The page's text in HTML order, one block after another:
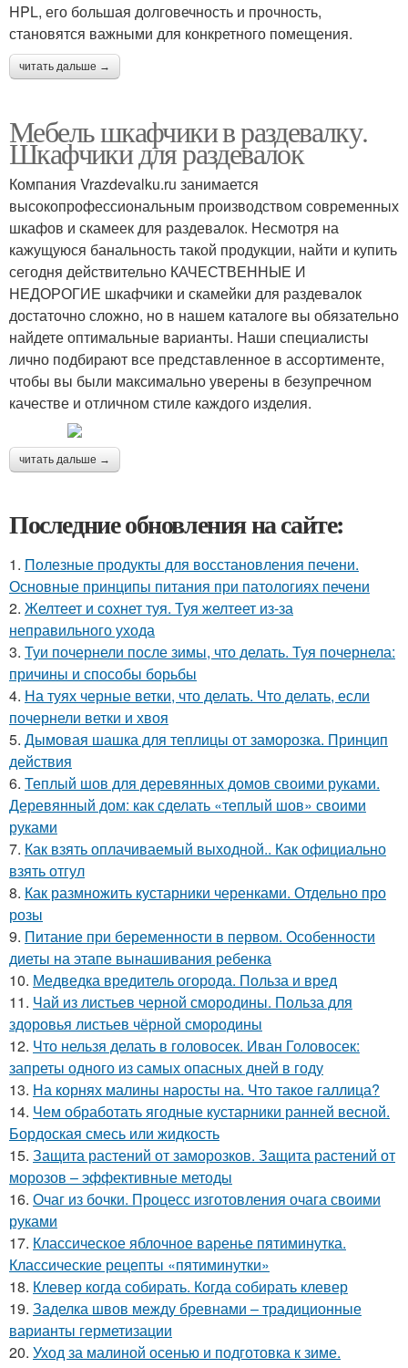
HPL, его большая долговечность и прочность,
становятся важными для конкретного помещения.
читать дальше →
Мебель шкафчики в раздевалку.
Шкафчики для раздевалок
Компания Vrazdevalku.ru занимается
высокопрофессиональным производством современных
шкафов и скамеек для раздевалок. Несмотря на
кажущуюся банальность такой продукции, найти и купить
сегодня действительно КАЧЕСТВЕННЫЕ И
НЕДОРОГИЕ шкафчики и скамейки для раздевалок
достаточно сложно, но в нашем каталоге вы обязательно
найдете оптимальные варианты. Наши специалисты
лично подбирают все представленное в ассортименте,
чтобы вы были максимально уверены в безупречном
качестве и отличном стиле каждого изделия.
читать дальше →
Последние обновления на сайте:
1. Полезные продукты для восстановления печени.
Основные принципы питания при патологиях печени
2. Желтеет и сохнет туя. Туя желтеет из-за
неправильного ухода
3. Туи почернели после зимы, что делать. Туя почернела:
причины и способы борьбы
4. На туях черные ветки, что делать. Что делать, если
почернели ветки и хвоя
5. Дымовая шашка для теплицы от заморозка. Принцип
действия
6. Теплый шов для деревянных домов своими руками.
Деревянный дом: как сделать «теплый шов» своими
руками
7. Как взять оплачиваемый выходной.. Как официально
взять отгул
8. Как размножить кустарники черенками. Отдельно про
розы
9. Питание при беременности в первом. Особенности
диеты на этапе вынашивания ребенка
10. Медведка вредитель огорода. Польза и вред
11. Чай из листьев черной смородины. Польза для
здоровья листьев чёрной смородины
12. Что нельзя делать в головосек. Иван Головосек:
запреты одного из самых опасных дней в году
13. На корнях малины наросты на. Что такое галлица?
14. Чем обработать ягодные кустарники ранней весной.
Бордоская смесь или жидкость
15. Защита растений от заморозков. Защита растений от
морозов – эффективные методы
16. Очаг из бочки. Процесс изготовления очага своими
руками
17. Классическое яблочное варенье пятиминутка.
Классические рецепты «пятиминутки»
18. Клевер когда собирать. Когда собирать клевер
19. Заделка швов между бревнами – традиционные
варианты герметизации
20. Уход за малиной осенью и подготовка к зиме.